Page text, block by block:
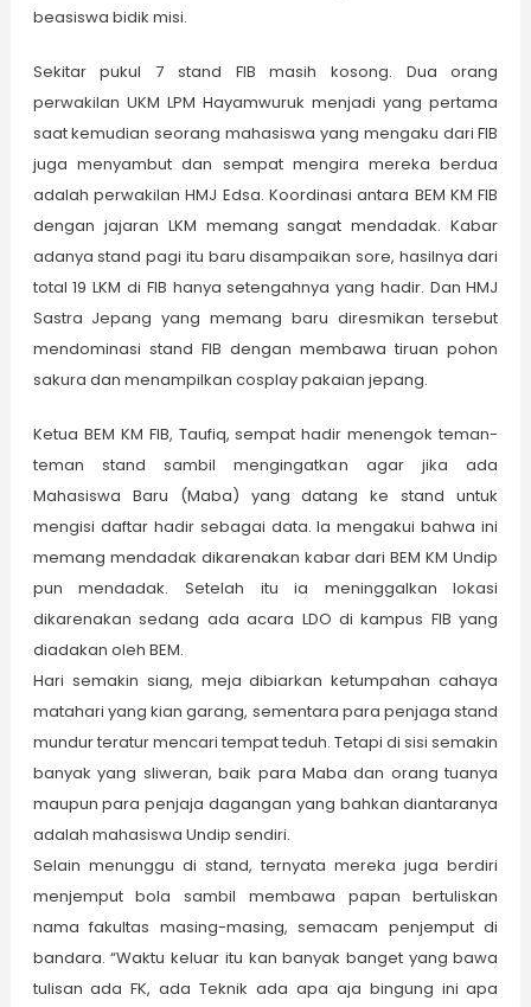
beasiswa bidik misi.
Sekitar pukul 7 stand FIB masih kosong. Dua orang
perwakilan UKM LPM Hayamwuruk menjadi yang pertama
saat kemudian seorang mahasiswa yang mengaku dari FIB
juga menyambut dan sempat mengira mereka berdua
adalah perwakilan HMJ Edsa. Koordinasi antara BEM KM FIB
dengan jajaran LKM memang sangat mendadak. Kabar
adanya stand pagi itu baru disampaikan sore, hasilnya dari
total 19 LKM di FIB hanya setengahnya yang hadir. Dan HMJ
Sastra Jepang yang memang baru diresmikan tersebut
mendominasi stand FIB dengan membawa tiruan pohon
sakura dan menampilkan cosplay pakaian jepang.
Ketua BEM KM FIB, Taufiq, sempat hadir menengok teman-
teman stand sambil mengingatkan agar jika ada
Mahasiswa Baru (Maba) yang datang ke stand untuk
mengisi daftar hadir sebagai data. Ia mengakui bahwa ini
memang mendadak dikarenakan kabar dari BEM KM Undip
pun mendadak. Setelah itu ia meninggalkan lokasi
dikarenakan sedang ada acara LDO di kampus FIB yang
diadakan oleh BEM.
Hari semakin siang, meja dibiarkan ketumpahan cahaya
matahari yang kian garang, sementara para penjaga stand
mundur teratur mencari tempat teduh. Tetapi di sisi semakin
banyak yang sliweran, baik para Maba dan orang tuanya
maupun para penjaja dagangan yang bahkan diantaranya
adalah mahasiswa Undip sendiri.
Selain menunggu di stand, ternyata mereka juga berdiri
menjemput bola sambil membawa papan bertuliskan
nama fakultas masing-masing, semacam penjemput di
bandara. “Waktu keluar itu kan banyak banget yang bawa
tulisan ada FK, ada Teknik ada apa aja bingung ini apa